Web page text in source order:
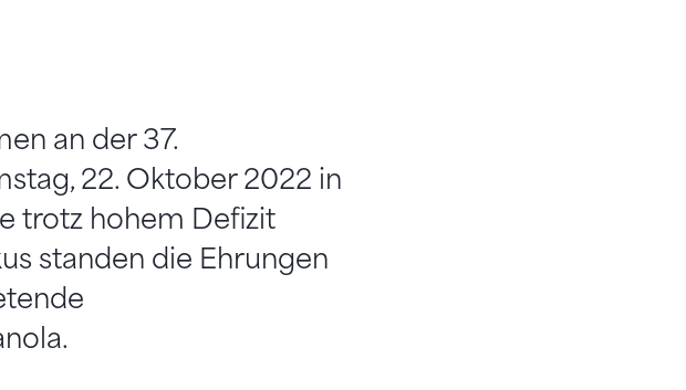
an der 37.
22. Oktober 2022 in
trotz hohem Defizit
standen die Ehrungen